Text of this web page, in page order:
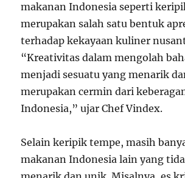
makanan Indonesia seperti
merupakan salah satu bentuk
terhadap kekayaan kuliner
“Kreativitas dalam mengolah
menjadi sesuatu yang menarik
merupakan cermin dari
Indonesia,” ujar Chef Vindex.
Selain keripik tempe, masih
makanan Indonesia lain yang